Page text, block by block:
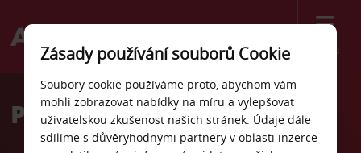
Menu
Welcome
AvisPronájem auta Portimao
Zásady používání souborů Cookie
Soubory cookie používáme proto, abychom vám
mohli zobrazovat nabídky na míru a vylepšovat
uživatelskou zkušenost našich stránek. Údaje dále
sdílíme s důvěryhodnými partnery v oblasti inzerce